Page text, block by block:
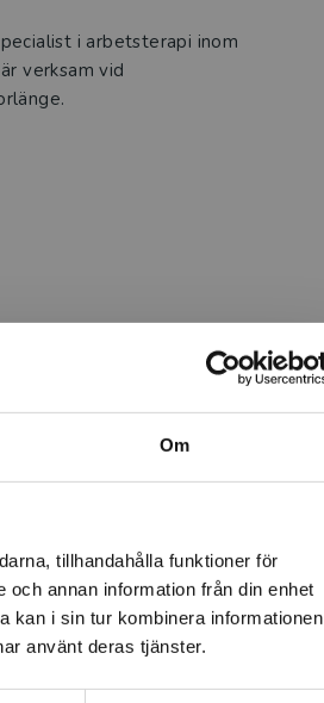
Om
tillhandahålla funktioner för
annan information från din enhet
kan i sin tur kombinera informationen
använt deras tjänster.
via en
i arbetsterapi inom
verksam vid